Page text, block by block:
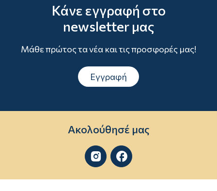
Κάνε εγγραφή στο
newsletter μας
Μάθε πρώτος τα νέα και τις προσφορές μας!
Εγγραφή
Ακολούθησέ μας
 